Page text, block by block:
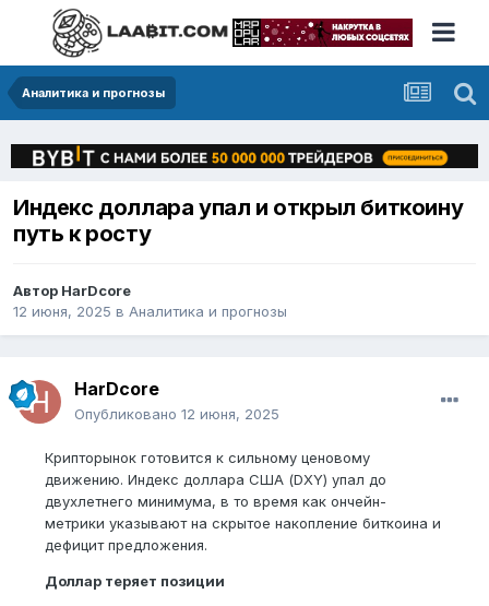
Аналитика и прогнозы
Индекс доллара упал и открыл биткоину
путь к росту
Автор HarDcore
12 июня, 2025 в Аналитика и прогнозы
HarDcore
Опубликовано 12 июня, 2025
Крипторынок готовится к сильному ценовому
движению. Индекс доллара США (DXY) упал до
двухлетнего минимума, в то время как ончейн-
метрики указывают на скрытое накопление биткоина и
дефицит предложения.
Доллар теряет позиции